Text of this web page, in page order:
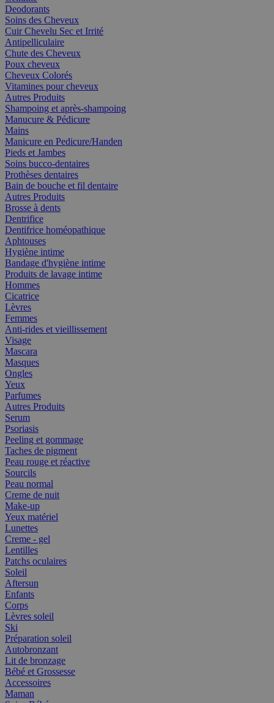
Deodorants
Soins des Cheveux
Cuir Chevelu Sec et Irrité
Antipelliculaire
Chute des Cheveux
Poux cheveux
Cheveux Colorés
Vitamines pour cheveux
Autres Produits
Shampoing et après-shampoing
Manucure & Pédicure
Mains
Manicure en Pedicure/Handen
Pieds et Jambes
Soins bucco-dentaires
Prothèses dentaires
Bain de bouche et fil dentaire
Autres Produits
Brosse à dents
Dentrifice
Dentifrice homéopathique
Aphtouses
Hygiène intime
Bandage d'hygiène intime
Produits de lavage intime
Hommes
Cicatrice
Lèvres
Femmes
Anti-rides et vieillissement
Visage
Mascara
Masques
Ongles
Yeux
Parfumes
Autres Produits
Serum
Psoriasis
Peeling et gommage
Taches de pigment
Peau rouge et réactive
Sourcils
Peau normal
Creme de nuit
Make-up
Yeux matériel
Lunettes
Creme - gel
Lentilles
Patchs oculaires
Soleil
Aftersun
Enfants
Corps
Lèvres soleil
Ski
Préparation soleil
Autobronzant
Lit de bronzage
Bébé et Grossesse
Accessoires
Maman